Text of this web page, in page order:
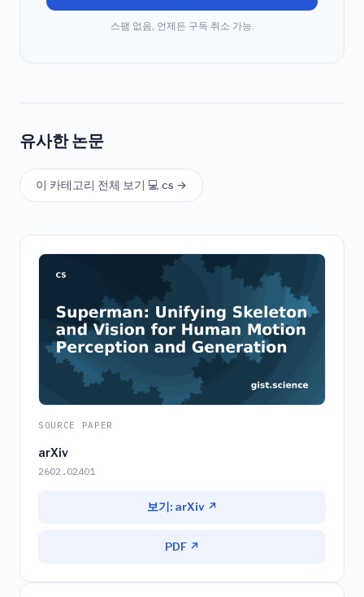
스팸 없음, 언제든 구독 취소 가능.
유사한 논문
이 카테고리 전체 보기 💻 cs →
SOURCE PAPER
arXiv
2602.02401
보기: arXiv ↗
PDF ↗